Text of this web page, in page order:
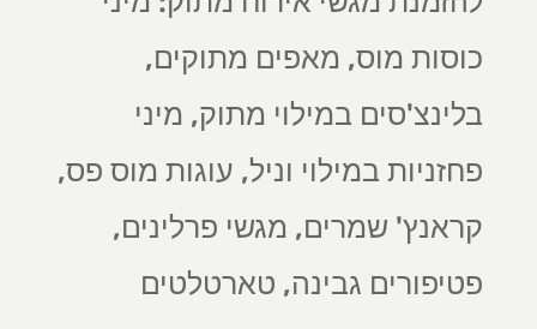
כוסות מוס, מאפים מתוקים,
בלינצ'סים במילוי מתוק, מיני
פחזניות במילוי וניל, עוגות מוס פס,
קראנץ' שמרים, מגשי פרלינים,
פטיפורים גבינה, טארטלטים